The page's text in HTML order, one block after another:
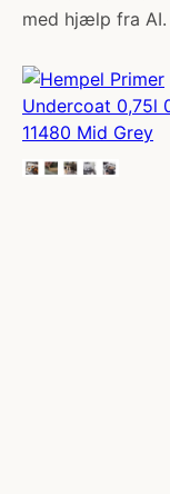
med hjælp fra AI.